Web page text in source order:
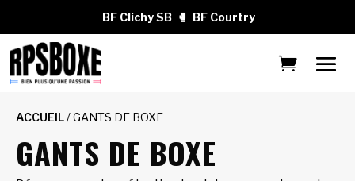
BF Clichy SB 🥊 BF Courtry
ACCUEIL/ GANTS DE BOXE
GANTS DE BOXE